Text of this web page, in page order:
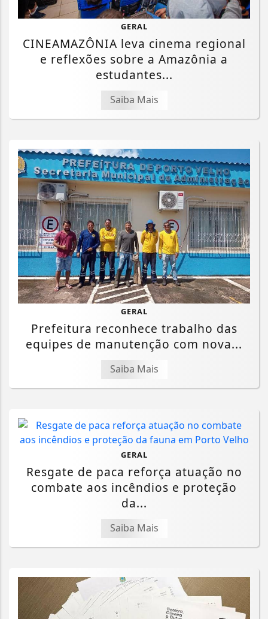
GERAL
CINEAMAZÔNIA leva cinema regional
e reflexões sobre a Amazônia a
estudantes...
Saiba Mais
GERAL
Prefeitura reconhece trabalho das
equipes de manutenção com nova...
Saiba Mais
GERAL
Resgate de paca reforça atuação no
combate aos incêndios e proteção
da...
Saiba Mais